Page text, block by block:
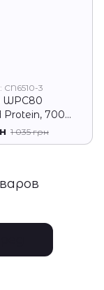
3
WPC80
Protein, 700
1 035 грн